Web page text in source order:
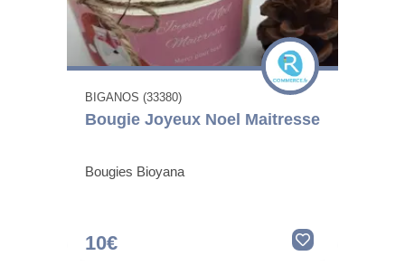
BIGANOS (33380)
Bougie Joyeux Noel Maitresse
Bougies Bioyana
10€